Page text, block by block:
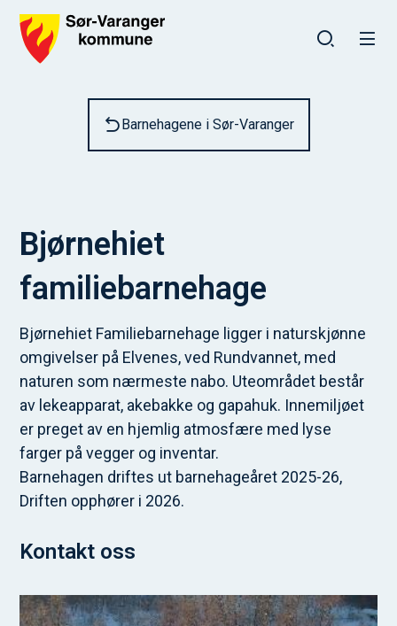
Barnehagene i Sør-Varanger
Bjørnehiet
familiebarnehage
Bjørnehiet Familiebarnehage ligger i naturskjønne
omgivelser på Elvenes, ved Rundvannet, med
naturen som nærmeste nabo. Uteområdet består
av lekeapparat, akebakke og gapahuk. Innemiljøet
er preget av en hjemlig atmosfære med lyse
farger på vegger og inventar.
Barnehagen driftes ut barnehageåret 2025-26,
Driften opphører i 2026.
Kontakt oss